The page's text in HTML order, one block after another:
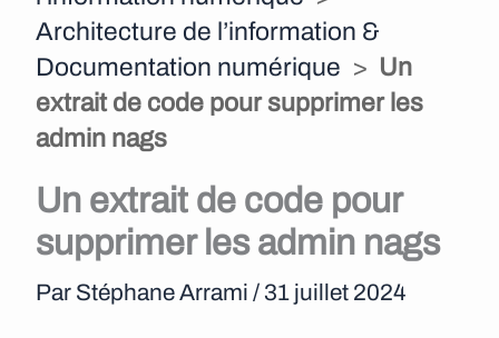
Architecture de l’information &
Documentation numérique > Un
extrait de code pour supprimer les
admin nags
Un extrait de code pour
supprimer les admin nags
Par Stéphane Arrami / 31 juillet 2024